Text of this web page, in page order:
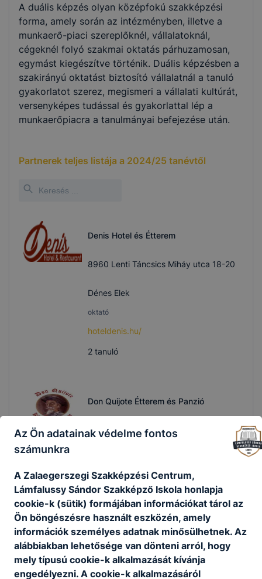
A duális képzés olyan középfokú szakképzési
forma, amely során az intézményben, illetve a
munkaerő-piaci szereplőknél, vállalatoknál,
cégeknél folyó szakmai oktatás párhuzamosan,
egymást kiegészítve történik. Duális képzésben a
szakirányú oktatást biztosító vállalatnál a tanuló
gyakorlatot szerez, megismeri a vállalati kultúrát,
versenyképes tudással és gyakorlattal lép a
munkaerőpiacra a tanulmányai befejezése után.
Partnerek teljes listája a 2024/25 tanévtől
Denis Hotel és Étterem
8960 Lenti Táncsics Miháy utca 18-20
Dénes Elek
oktató
hoteldenis.hu/
2 tanuló
Don Quijote Étterem és Panzió
8960 Lenti, Takarék köz 9.
üzletvezető
donquijote-lenti.hu
3 tanuló
Favorit fogadó
Az Ön adatainak védelme fontos
számunkra
A Zalaegerszegi Szakképzési Centrum,
Lámfalussy Sándor Szakképző Iskola honlapja
cookie-k (sütik) formájában információkat tárol az
Ön böngészésre használt eszközén, amely
információk személyes adatnak minősülhetnek. Az
alábbiakban lehetősége van dönteni arról, hogy
mely típusú cookie-k alkalmazását kívánja
engedélyezni. A cookie-k alkalmazásáról